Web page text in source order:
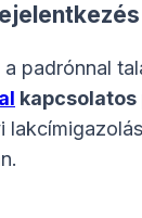
padrónnal